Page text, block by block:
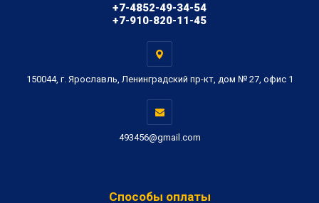
+7-4852-49-34-54
+7-910-820-11-45
150044, г. Ярославль, Ленинградский пр-кт, дом № 27, офис 1
493456@gmail.com
Способы оплаты